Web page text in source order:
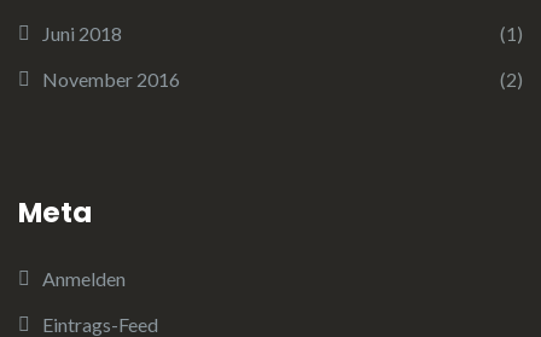
Juni 2018
(1)
November 2016
(2)
Meta
Anmelden
Eintrags-Feed